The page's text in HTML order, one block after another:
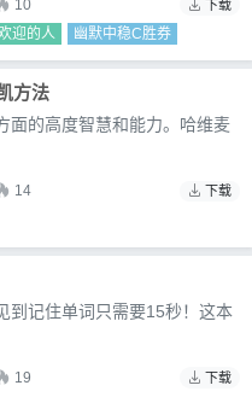
10 下载
迎的人 幽默中稳C胜券
方法
面的高度智慧和能力。哈维麦
14 下载
到记住单词只需要15秒！这本
19 下载